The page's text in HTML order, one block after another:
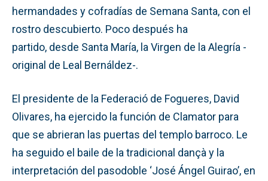
hermandades y cofradías de Semana Santa, con el
rostro descubierto. Poco después ha
partido, desde Santa María, la Virgen de la Alegría -
original de Leal Bernáldez-.
El presidente de la Federació de Fogueres, David
Olivares, ha ejercido la función de Clamator para
que se abrieran las puertas del templo barroco. Le
ha seguido el baile de la tradicional dançà y la
interpretación del pasodoble ‘José Ángel Guirao’, en